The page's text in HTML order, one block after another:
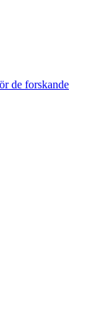
de forskande